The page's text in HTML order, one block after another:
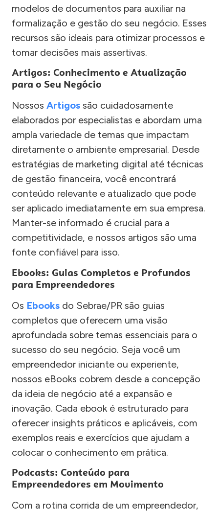
modelos de documentos para auxiliar na
formalização e gestão do seu negócio. Esses
recursos são ideais para otimizar processos e
tomar decisões mais assertivas.
Artigos: Conhecimento e Atualização
para o Seu Negócio
Nossos Artigos são cuidadosamente
elaborados por especialistas e abordam uma
ampla variedade de temas que impactam
diretamente o ambiente empresarial. Desde
estratégias de marketing digital até técnicas
de gestão financeira, você encontrará
conteúdo relevante e atualizado que pode
ser aplicado imediatamente em sua empresa.
Manter-se informado é crucial para a
competitividade, e nossos artigos são uma
fonte confiável para isso.
Ebooks: Guias Completos e Profundos
para Empreendedores
Os Ebooks do Sebrae/PR são guias
completos que oferecem uma visão
aprofundada sobre temas essenciais para o
sucesso do seu negócio. Seja você um
empreendedor iniciante ou experiente,
nossos eBooks cobrem desde a concepção
da ideia de negócio até a expansão e
inovação. Cada ebook é estruturado para
oferecer insights práticos e aplicáveis, com
exemplos reais e exercícios que ajudam a
colocar o conhecimento em prática.
Podcasts: Conteúdo para
Empreendedores em Movimento
Com a rotina corrida de um empreendedor,